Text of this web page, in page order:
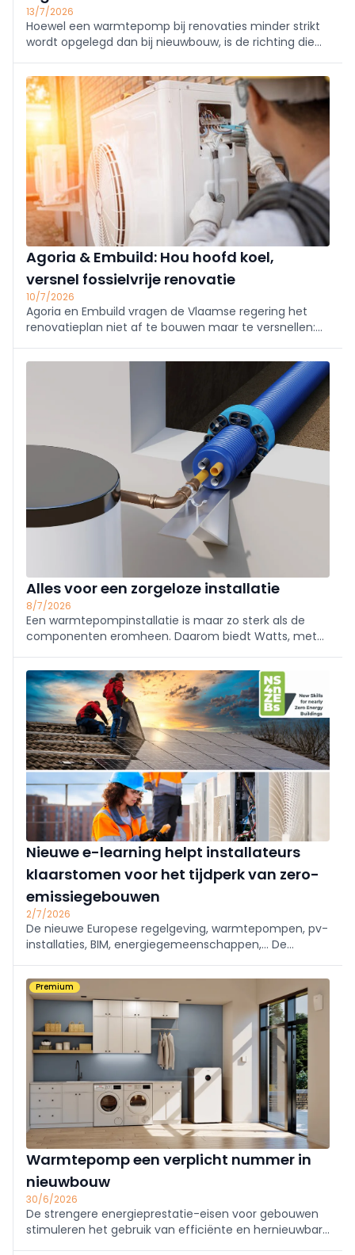
13/7/2026
Hoewel een warmtepomp bij renovaties minder strikt
wordt opgelegd dan bij nieuwbouw, is de richting die
warmtepomp de logische keuze. Maar ook voor
woningen die minder grondig zijn gerenoveerd
Agoria & Embuild: Hou hoofd koel,
versnel fossielvrije renovatie
10/7/2026
Agoria en Embuild vragen de Vlaamse regering het
renovatieplan niet af te bouwen maar te versnellen:
maak stroom goedkoper dan gas. Renoveren
verhoogt waarde en comfort; renovatieritme is nu
Alles voor een zorgeloze installatie
8/7/2026
Een warmtepompinstallatie is maar zo sterk als de
componenten eromheen. Daarom biedt Watts, met
een compleet gamma toebehoren voor de veilige,
efficiënte en duurzame aansluiting van monoblock
lucht/water-warmtepompen. Van energieopslag en
vorstbeveiliging tot distributie, regeling en
aansluittechniek: installateurs vinden bij Watts alle
bouwstenen voor zowel nieuwbouw- als
renovatieprojecten.
Nieuwe e-learning helpt installateurs
klaarstomen voor het tijdperk van zero-
emissiegebouwen
2/7/2026
De nieuwe Europese regelgeving, warmtepompen, pv-
installaties, BIM, energiegemeenschappen,… De
installateurs en elektriciens. Alleen verandert de
technologie vandaag zo snel dat klassieke opleidinge
Premium
Warmtepomp een verplicht nummer in
nieuwbouw
30/6/2026
De strengere energieprestatie-eisen voor gebouwen
stimuleren het gebruik van efficiënte en hernieuwbare